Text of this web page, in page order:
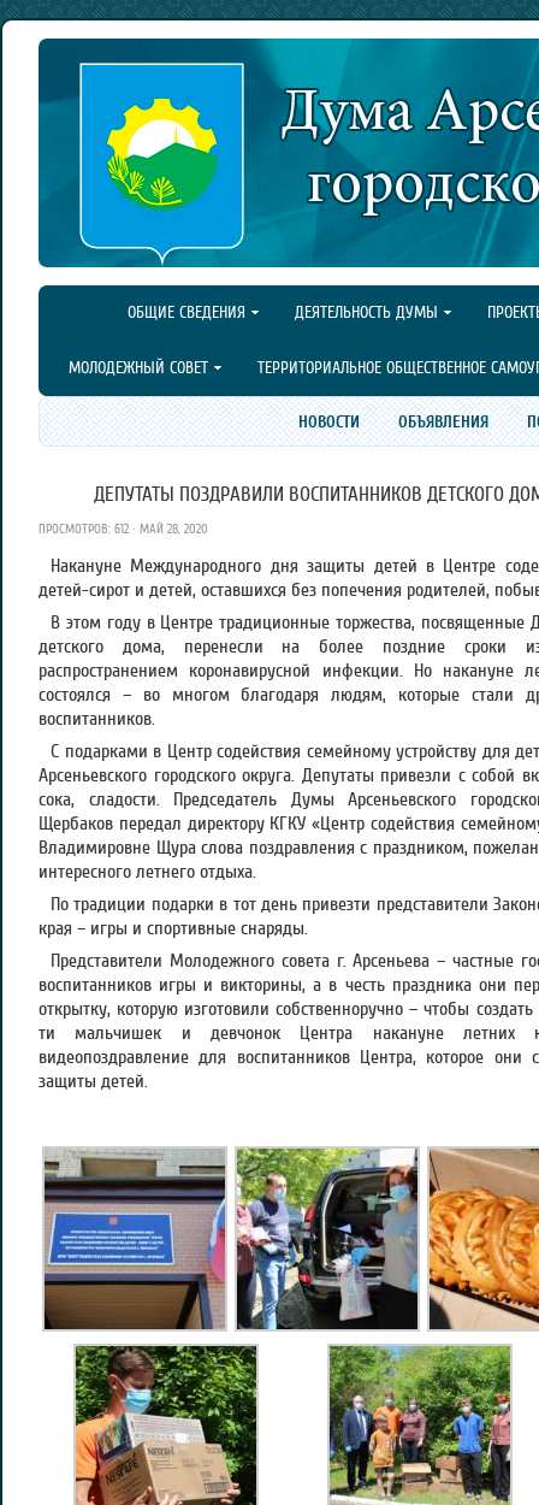
ОБЩИЕ СВЕДЕНИЯ ДЕЯТЕЛЬНОСТЬ ДУМЫ
МОЛОДЕЖНЫЙ СОВЕТ ТЕРРИТОРИАЛЬНОЕ ОБЩЕСТВЕННОЕ
НОВОСТИ ОБЪЯВЛЕНИЯ
ДЕПУТАТЫ ПОЗДРАВИЛИ ВОСПИТАННИКОВ ДЕТСКОГО
ПРОСМОТРОВ: 612 · МАЙ 28, 2020
Накануне Международного дня защиты детей в Центре
детей-сирот и детей, оставшихся без попечения родителей,
В этом году в Центре традиционные торжества,
детского дома, перенесли на более поздние сроки
распространением коронавирусной инфекции. Но накануне
состоялся – во многом благодаря людям, которые стали
воспитанников.
С подарками в Центр содействия семейному устройству для
Арсеньевского городского округа. Депутаты привезли с собой
сока, сладости. Председатель Думы Арсеньевского
Щербаков передал директору КГКУ «Центр содействия
Владимировне Щура слова поздравления с праздником,
интересного летнего отдыха.
По традиции подарки в тот день привезти представители
края – игры и спортивные снаряды.
Представители Молодежного совета г. Арсеньева – частные
воспитанников игры и викторины, а в честь праздника они
открытку, которую изготовили собственноручно – чтобы
ти мальчишек и девчонок Центра накануне летних
видеопоздравление для воспитанников Центра, которое
защиты детей.